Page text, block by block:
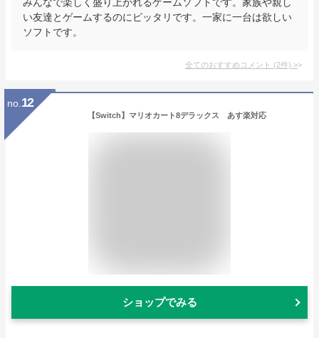
い友達とゲームするのにピッタリです。一家に一台は欲しい
ソフトです。
全てのおすすめコメント (2件) >
no. 12
【Switch】マリオカート8デラックス あす楽対応
ショップでみる